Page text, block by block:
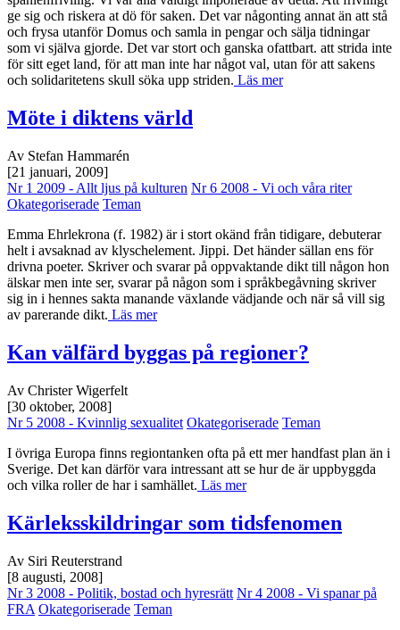
ge sig och riskera at dö för saken. Det var någonting annat än att stå
och frysa utanför Domus och samla in pengar och sälja tidningar
som vi själva gjorde. Det var stort och ganska ofattbart. att strida inte
för sitt eget land, för att man inte har något val, utan för att sakens
och solidaritetens skull söka upp striden. Läs mer
Möte i diktens värld
Av Stefan Hammarén
[21 januari, 2009]
Nr 1 2009 - Allt ljus på kulturen Nr 6 2008 - Vi och våra riter
Okategoriserade Teman
Emma Ehrlekrona (f. 1982) är i stort okänd från tidigare, debuterar
helt i avsaknad av klyschelement. Jippi. Det händer sällan ens för
drivna poeter. Skriver och svarar på oppvaktande dikt till någon hon
älskar men inte ser, svarar på någon som i språkbegåvning skriver
sig in i hennes sakta manande växlande vädjande och när så vill sig
av parerande dikt. Läs mer
Kan välfärd byggas på regioner?
Av Christer Wigerfelt
[30 oktober, 2008]
Nr 5 2008 - Kvinnlig sexualitet Okategoriserade Teman
I övriga Europa finns regiontanken ofta på ett mer handfast plan än i
Sverige. Det kan därför vara intressant att se hur de är uppbyggda
och vilka roller de har i samhället. Läs mer
Kärleksskildringar som tidsfenomen
Av Siri Reuterstrand
[8 augusti, 2008]
Nr 3 2008 - Politik, bostad och hyresrätt Nr 4 2008 - Vi spanar på
FRA Okategoriserade Teman